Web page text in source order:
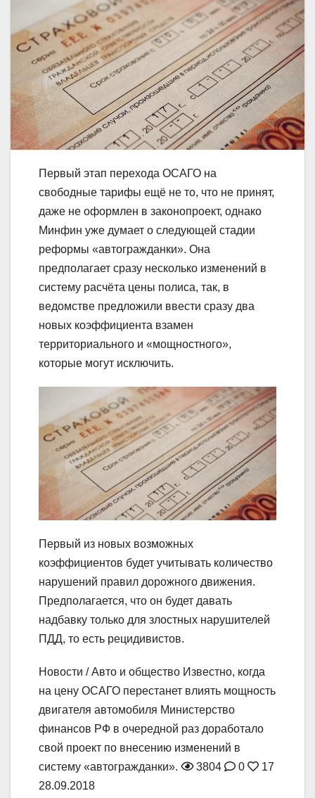
Первый этап перехода ОСАГО на
свободные тарифы ещё не то, что не принят,
даже не оформлен в законопроект, однако
Минфин уже думает о следующей стадии
реформы «автогражданки». Она
предполагает сразу несколько изменений в
систему расчёта цены полиса, так, в
ведомстве предложили ввести сразу два
новых коэффициента взамен
территориального и «мощностного»,
которые могут исключить.
Первый из новых возможных
коэффициентов будет учитывать количество
нарушений правил дорожного движения.
Предполагается, что он будет давать
надбавку только для злостных нарушителей
ПДД, то есть рецидивистов.
Новости / Авто и общество Известно, когда
на цену ОСАГО перестанет влиять мощность
двигателя автомобиля Министерство
финансов РФ в очередной раз доработало
свой проект по внесению изменений в
систему «автогражданки».
3804 0
17
28.09.2018